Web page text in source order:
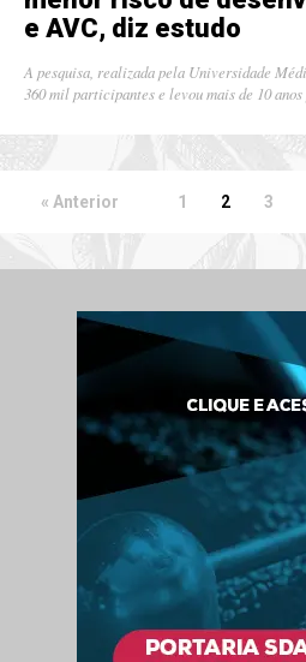
e AVC, diz estudo
A pesquisa, realizada pela Universidade
360 mil participantes e levou mais de 10
« Anterior 1 2 3